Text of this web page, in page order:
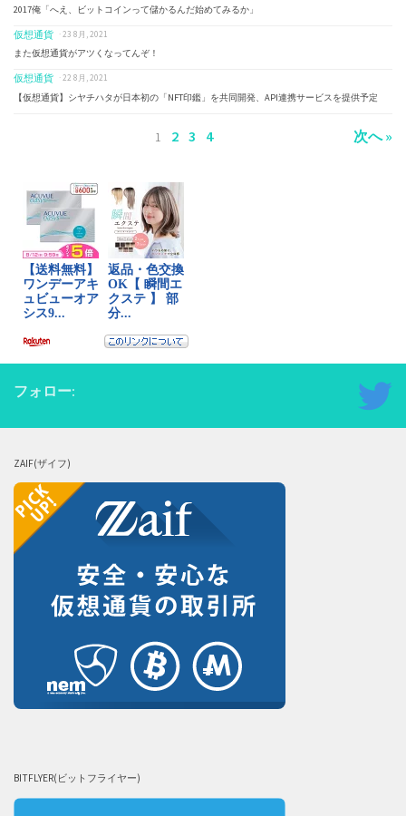
2017俺「へえ、ビットコインって儲かるんだ始めてみるか」
仮想通貨 · 23 8月, 2021
また仮想通貨がアツくなってんぞ！
仮想通貨 · 22 8月, 2021
【仮想通貨】シヤチハタが日本初の「NFT印鑑」を共同開発、API連携サービスを提供予定
1 2 3 4 次へ »
フォロー:
ZAIF(ザイフ)
BITFLYER(ビットフライヤー)